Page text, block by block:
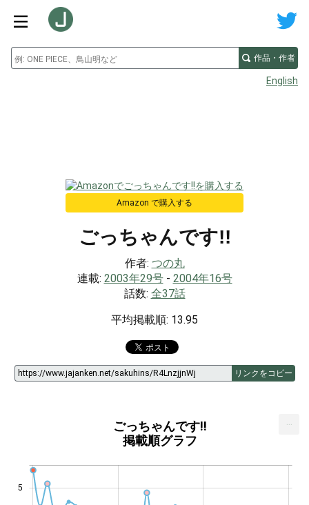
作品・作者
English
Amazon で購入する
ごっちゃんです!!
作者: つの丸
連載: 2003年29号- 2004年16号
話数: 全37話
平均掲載順: 13.95
リンクをコピー
ごっちゃんです!!
掲載順グラフ
5
...